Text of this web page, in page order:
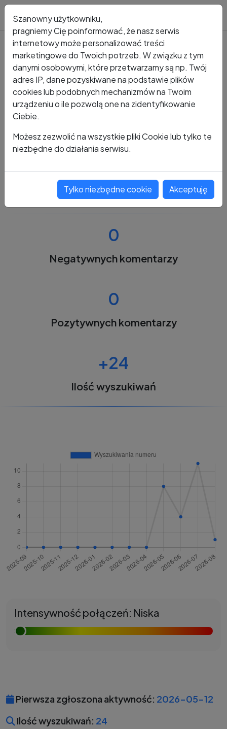
Kto dzwonił? Numer +48 604 564 658
+48 604 564 658
0
Negatywnych komentarzy
0
Pozytywnych komentarzy
+24
Ilość wyszukiwań
Intensywność połączeń: Niska
Pierwsza zgłoszona aktywność: 2026-05-12
Ilość wyszukiwań: 24
Szanowny użytkowniku,
pragniemy Cię poinformować, że nasz serwis
internetowy może personalizować treści
marketingowe do Twoich potrzeb. W związku z tym
danymi osobowymi, które przetwarzamy są np. Twój
adres IP, dane pozyskiwane na podstawie plików
cookies lub podobnych mechanizmów na Twoim
urządzeniu o ile pozwolą one na zidentyfikowanie
Ciebie.
Możesz zezwolić na wszystkie pliki Cookie lub tylko te
niezbędne do działania serwisu.
Tylko niezbędne cookie Akceptuję